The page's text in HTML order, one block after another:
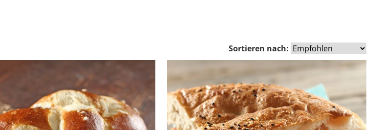
Sortieren nach: